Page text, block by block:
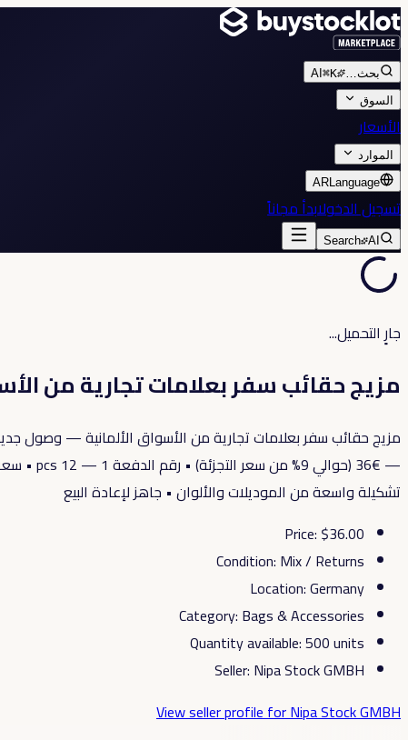
بحث…
AI ⌘K
السوق
الأسعار
الموارد
ARLanguage
تسجيل الدخولابدأ مجاناً
Search AI
جارٍ التحميل...
مزيج حقائب سفر بعلامات تجارية من
تشكيلة واسعة من الموديلات والألوان • جاهز لإعادة البيع
Price: $36.00
Condition: Mix / Returns
Location:Germany
Category: Bags & Accessories
Quantity available:500units
Seller: Nipa Stock GMBH
View seller profilefor Nipa Stock GMBH